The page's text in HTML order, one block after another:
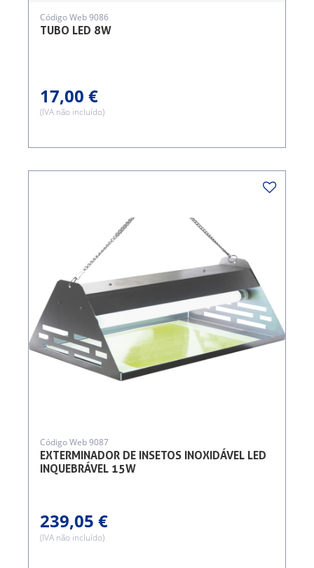
TUBO LED 8W
Código Web 9086
17,00 €
(IVA não incluído)
EXTERMINADOR DE INSETOS INOXIDÁVEL LED
INQUEBRÁVEL 15W
Código Web 9087
239,05 €
(IVA não incluído)